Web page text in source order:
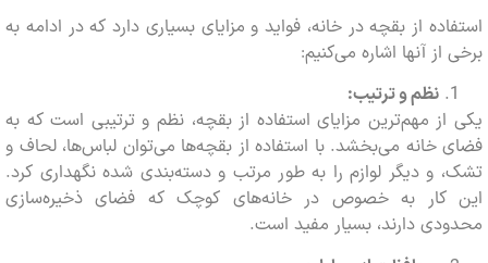
از بقچه در خانه، فواید و مزایای بسیاری دارد که در ادامه به
آنها اشاره می‌کنیم:
نظم و ترتیب:
مهم‌ترین مزایای استفاده از بقچه، نظم و ترتیبی است که به
خانه می‌بخشد. با استفاده از بقچه‌ها می‌توان لباس‌ها، لحاف و
و دیگر لوازم را به طور مرتب و دسته‌بندی شده نگهداری کرد.
به خصوص در خانه‌های کوچک که فضای ذخیره‌سازی
دارند، بسیار مفید است.